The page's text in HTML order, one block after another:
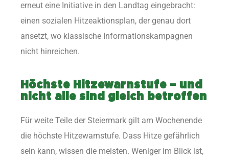
erneut eine Initiative in den Landtag eingebracht:
einen sozialen Hitzeaktionsplan, der genau dort
ansetzt, wo klassische Informationskampagnen
nicht hinreichen.
Höchste Hitzewarnstufe – und
nicht alle sind gleich betroffen
Für weite Teile der Steiermark gilt am Wochenende
die höchste Hitzewarnstufe. Dass Hitze gefährlich
sein kann, wissen die meisten. Weniger im Blick ist,